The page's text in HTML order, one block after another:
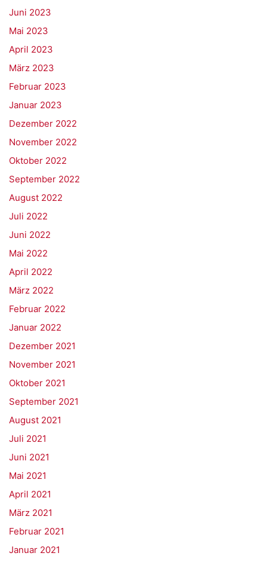
Juni 2023
Mai 2023
April 2023
März 2023
Februar 2023
Januar 2023
Dezember 2022
November 2022
Oktober 2022
September 2022
August 2022
Juli 2022
Juni 2022
Mai 2022
April 2022
März 2022
Februar 2022
Januar 2022
Dezember 2021
November 2021
Oktober 2021
September 2021
August 2021
Juli 2021
Juni 2021
Mai 2021
April 2021
März 2021
Februar 2021
Januar 2021